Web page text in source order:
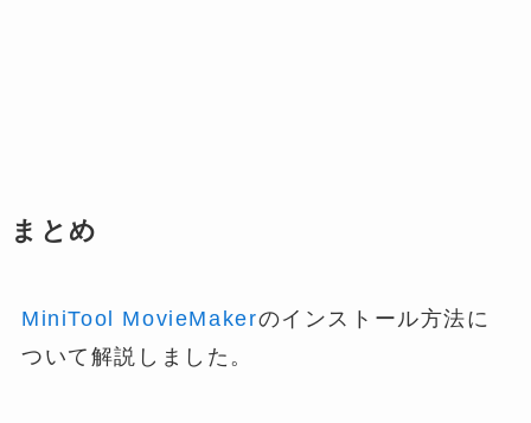
まとめ
MiniTool MovieMakerのインストール方法に
ついて解説しました。